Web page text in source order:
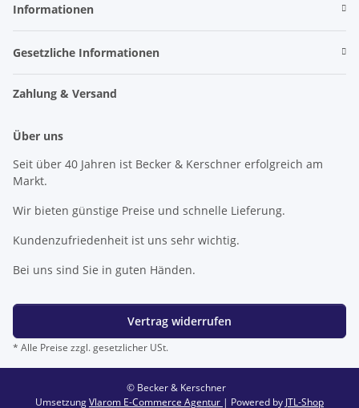
Informationen
Gesetzliche Informationen
Zahlung & Versand
Über uns
Seit über 40 Jahren ist Becker & Kerschner erfolgreich am
Markt.
Wir bieten günstige Preise und schnelle Lieferung.
Kundenzufriedenheit ist uns sehr wichtig.
Bei uns sind Sie in guten Händen.
Vertrag widerrufen
* Alle Preise zzgl. gesetzlicher USt.
© Becker & Kerschner
UmsetzungVlarom E-Commerce Agentur | Powered by JTL-Shop